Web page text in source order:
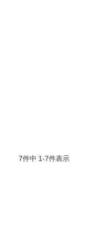
7件中 1-7件表示